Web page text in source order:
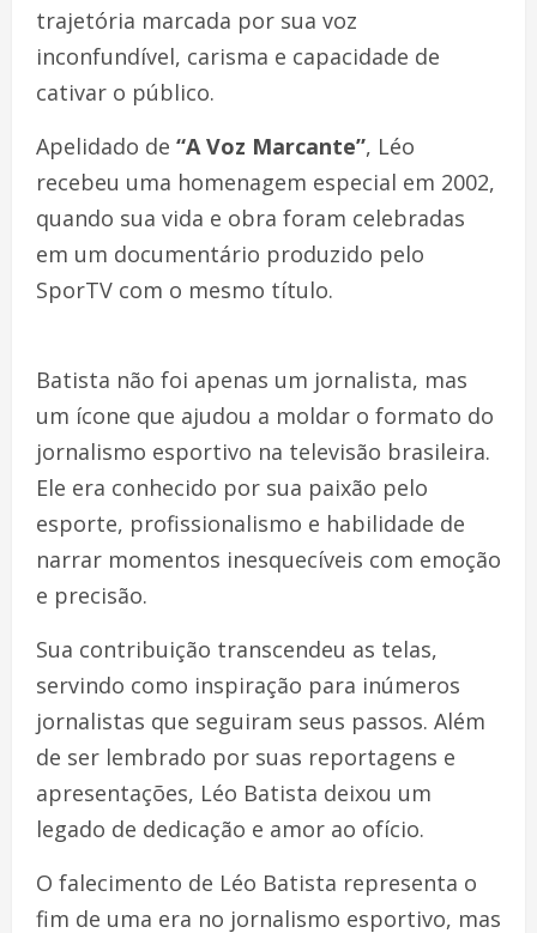
trajetória marcada por sua voz
inconfundível, carisma e capacidade de
cativar o público.
Apelidado de “A Voz Marcante”, Léo
recebeu uma homenagem especial em 2002,
quando sua vida e obra foram celebradas
em um documentário produzido pelo
SporTV com o mesmo título.
Batista não foi apenas um jornalista, mas
um ícone que ajudou a moldar o formato do
jornalismo esportivo na televisão brasileira.
Ele era conhecido por sua paixão pelo
esporte, profissionalismo e habilidade de
narrar momentos inesquecíveis com emoção
e precisão.
Sua contribuição transcendeu as telas,
servindo como inspiração para inúmeros
jornalistas que seguiram seus passos. Além
de ser lembrado por suas reportagens e
apresentações, Léo Batista deixou um
legado de dedicação e amor ao ofício.
O falecimento de Léo Batista representa o
fim de uma era no jornalismo esportivo, mas